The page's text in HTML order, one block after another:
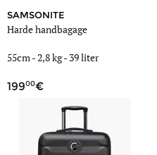
SAMSONITE
Harde handbagage
55cm -2,8 kg- 39 liter
19900